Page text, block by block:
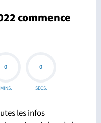
commence
0
MINS.
0
SECS.
les infos